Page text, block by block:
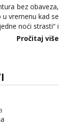
bez obaveza,
vremenu kad se
noći strasti“ i
misle žene, a što
Pročitaj više